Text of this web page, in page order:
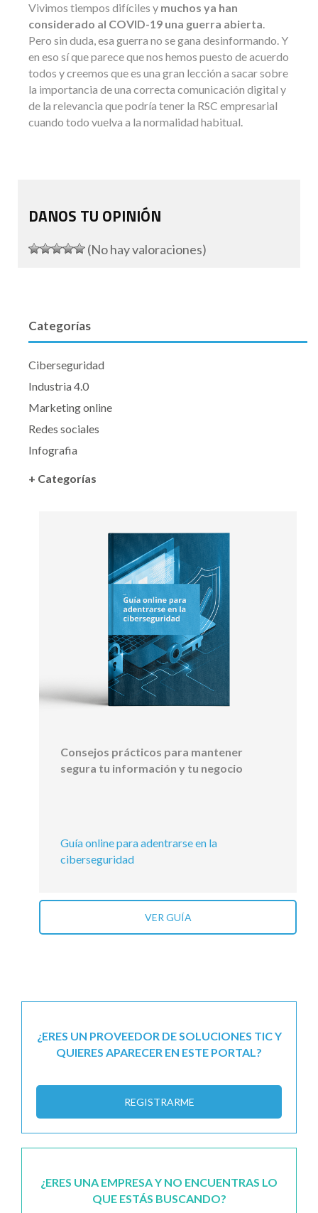
Vivimos tiempos difíciles y muchos ya han
considerado al COVID-19 una guerra abierta.
Pero sin duda, esa guerra no se gana desinformando. Y
en eso sí que parece que nos hemos puesto de acuerdo
todos y creemos que es una gran lección a sacar sobre
la importancia de una correcta comunicación digital y
de la relevancia que podría tener la RSC empresarial
cuando todo vuelva a la normalidad habitual.
DANOS TU OPINIÓN
(No hay valoraciones)
Categorías
Ciberseguridad
Industria 4.0
Marketing online
Redes sociales
Infografia
+ Categorías
Consejos prácticos para mantener
segura tu información y tu negocio
Guía online para adentrarse en la
ciberseguridad
VER GUÍA
¿ERES UN PROVEEDOR DE SOLUCIONES TIC Y
QUIERES APARECER EN ESTE PORTAL?
REGISTRARME
¿ERES UNA EMPRESA Y NO ENCUENTRAS LO
QUE ESTÁS BUSCANDO?